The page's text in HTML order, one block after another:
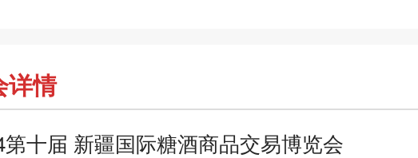
详情
第十届 新疆国际糖酒商品交易博览会